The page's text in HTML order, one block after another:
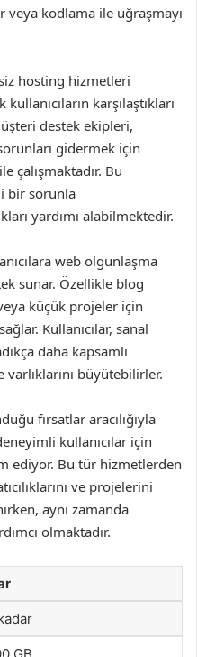
veya kodlama ile uğraşmayı
hosting hizmetleri
karşılaştıkları
destek ekipleri,
gidermek için
çalışmaktadır. Bu
bir sorunla
yardımı alabilmektedir.
web olgunlaşma
sunar. Özellikle blog
küçük projeler için
Kullanıcılar, sanal
daha kapsamlı
büyütebilirler.
fırsatlar aracılığıyla
kullanıcılar için
ediyor. Bu tür hizmetlerden
ve projelerini
aynı zamanda
olmaktadır.